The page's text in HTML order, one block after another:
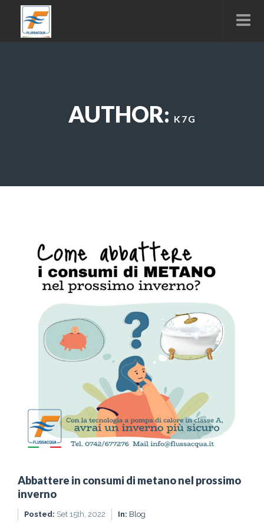
AUTHOR: K7G
Abbattere in consumi di metano nel prossimo
inverno
Posted: Set 15th, 2022 In: Blog